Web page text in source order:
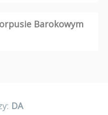
Barokowym
DA